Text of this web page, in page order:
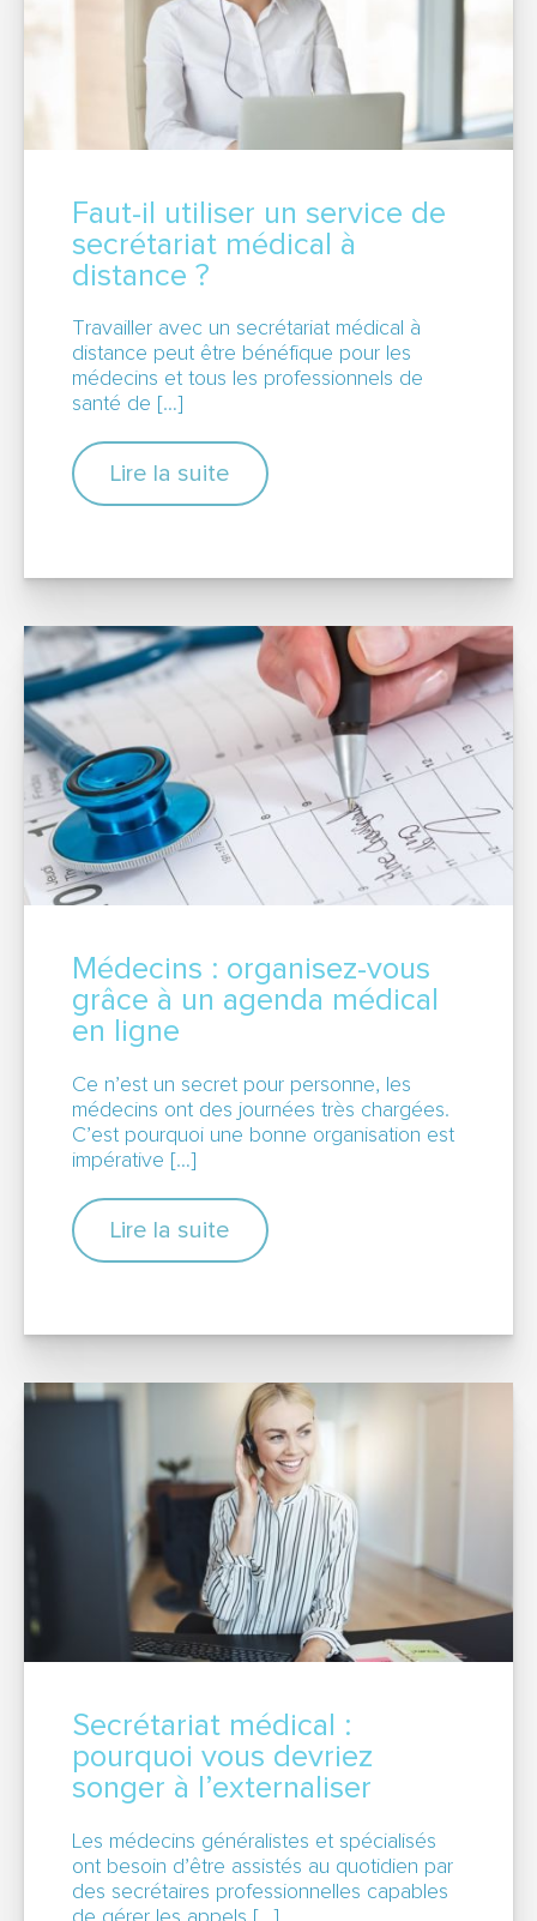
Faut-il utiliser un service de
secrétariat médical à
distance ?
Travailler avec un secrétariat médical à
distance peut être bénéfique pour les
médecins et tous les professionnels de
santé de […]
Lire la suite
Médecins : organisez-vous
grâce à un agenda médical
en ligne
Ce n’est un secret pour personne, les
médecins ont des journées très chargées.
C’est pourquoi une bonne organisation est
impérative […]
Lire la suite
Secrétariat médical :
pourquoi vous devriez
songer à l’externaliser
Les médecins généralistes et spécialisés
ont besoin d’être assistés au quotidien par
des secrétaires professionnelles capables